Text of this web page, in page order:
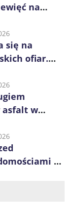
na
się na
ofiar.
asfalt w
o